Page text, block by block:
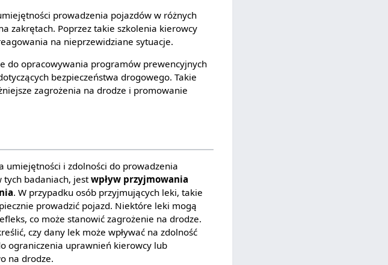
prowadzenia pojazdów w różnych
zakrętach. Poprzez takie szkolenia kierowcy
na nieprzewidziane sytuacje.
do opracowywania programów prewencyjnych
bezpieczeństwa drogowego. Takie
zagrożenia na drodze i promowanie
umiejętności i zdolności do prowadzenia
tych badaniach, jestwpływ przyjmowania
. W przypadku osób przyjmujących leki, takie
prowadzić pojazd. Niektóre leki mogą
co może stanowić zagrożenie na drodze.
czy dany lek może wpływać na zdolność
ograniczenia uprawnień kierowcy lub
na drodze.